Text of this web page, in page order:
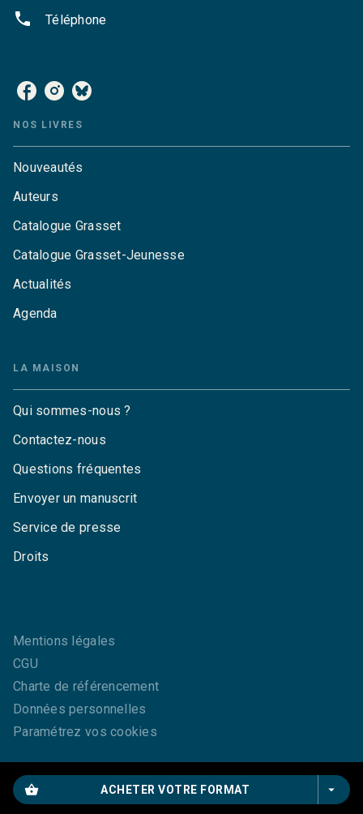
shopping_basket ACHETER VOTRE FORMAT arrow_drop_down
phone Téléphone
NOS LIVRES
Nouveautés
Auteurs
Catalogue Grasset
Catalogue Grasset-Jeunesse
Actualités
Agenda
LA MAISON
Qui sommes-nous ?
Contactez-nous
Questions fréquentes
Envoyer un manuscrit
Service de presse
Droits
Mentions légales
CGU
Charte de référencement
Données personnelles
Paramétrez vos cookies